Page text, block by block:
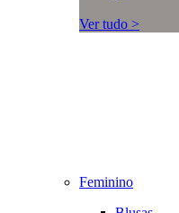
Ver tudo >
Feminino